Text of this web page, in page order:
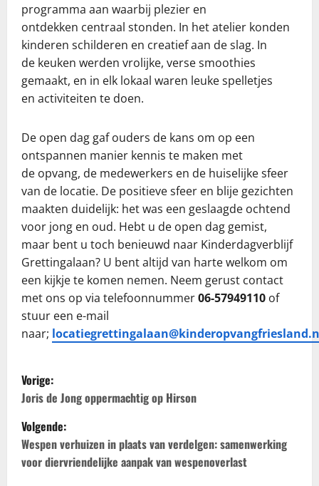
programma aan waarbij plezier en
ontdekken centraal stonden. In het atelier konden
kinderen schilderen en creatief aan de slag. In
de keuken werden vrolijke, verse smoothies
gemaakt, en in elk lokaal waren leuke spelletjes
en activiteiten te doen.
De open dag gaf ouders de kans om op een
ontspannen manier kennis te maken met
de opvang, de medewerkers en de huiselijke sfeer
van de locatie. De positieve sfeer en blije gezichten
maakten duidelijk: het was een geslaagde ochtend
voor jong en oud. Hebt u de open dag gemist,
maar bent u toch benieuwd naar Kinderdagverblijf
Grettingalaan? U bent altijd van harte welkom om
een kijkje te komen nemen. Neem gerust contact
met ons op via telefoonnummer06-57949110 of
stuur een e-mail
naar;
B
e
r
i
Vorige:
Joris de Jong oppermachtig op Hirson
Volgende:
Wespen verhuizen in plaats van verdelgen: samenwerking
voor diervriendelijke aanpak van wespenoverlast